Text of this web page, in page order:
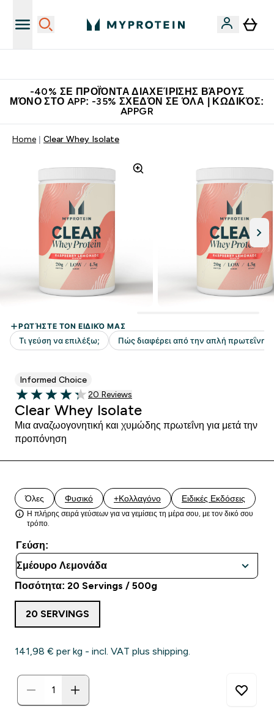
-40% ΣΕ ΠΡΟΪΌΝΤΑ ΔΙΑΧΕΊΡΙΣΗΣ ΒΆΡΟΥΣ
ΜΌΝΟ ΣΤΟ APP: -35% ΣΧΕΔΌΝ ΣΕ ΌΛΑ | ΚΩΔΙΚΌΣ:
APPGR
Home Clear Whey Isolate
Informed Choice
4.3 out of 5 stars
20 customer reviews
20 Reviews
Clear Whey Isolate
Μια αναζωογονητική και χυμώδης πρωτεΐνη για μετά την
προπόνηση
Όλες Φυσικό +Κολλαγόνο Ειδικές Εκδόσεις
Η πλήρης σειρά γεύσεων για να γεμίσεις τη μέρα σου, με τον δικό σου
τρόπο.
Γεύση:
Ποσότητα: 20 Servings / 500g
20 SERVINGS
141,98 €‎ per kg - incl. VAT plus shipping.